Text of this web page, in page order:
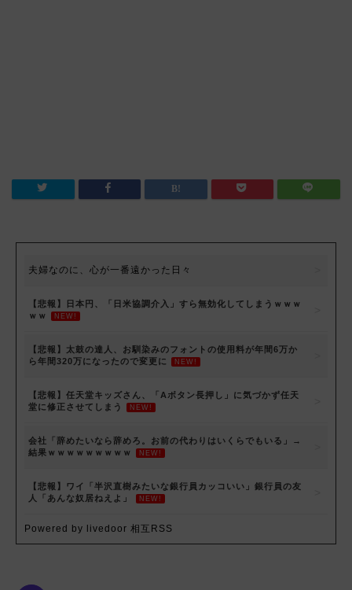
夫婦なのに、心が一番遠かった日々
【悲報】日本円、「日米協調介入」すら無効化してしまうｗｗｗ
ｗｗ
NEW!
【悲報】太鼓の達人、お馴染みのフォントの使用料が年間6万か
ら年間320万になったので変更に
NEW!
【悲報】任天堂キッズさん、「Aボタン長押し」に気づかず任天
堂に修正させてしまう
NEW!
会社「辞めたいなら辞めろ。お前の代わりはいくらでもいる」→
結果ｗｗｗｗｗｗｗｗｗ
NEW!
【悲報】ワイ「半沢直樹みたいな銀行員カッコいい」銀行員の友
人「あんな奴居ねえよ」
NEW!
Powered by livedoor 相互RSS